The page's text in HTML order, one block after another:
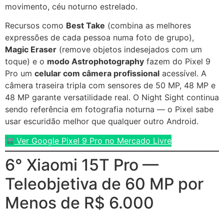
movimento, céu noturno estrelado.
Recursos como Best Take (combina as melhores
expressões de cada pessoa numa foto de grupo),
Magic Eraser (remove objetos indesejados com um
toque) e o modo Astrophotography fazem do Pixel 9
Pro um celular com câmera profissional acessível. A
câmera traseira tripla com sensores de 50 MP, 48 MP e
48 MP garante versatilidade real. O Night Sight continua
sendo referência em fotografia noturna — o Pixel sabe
usar escuridão melhor que qualquer outro Android.
Ver Google Pixel 9 Pro no Mercado Livre
6° Xiaomi 15T Pro —
Teleobjetiva de 60 MP por
Menos de R$ 6.000